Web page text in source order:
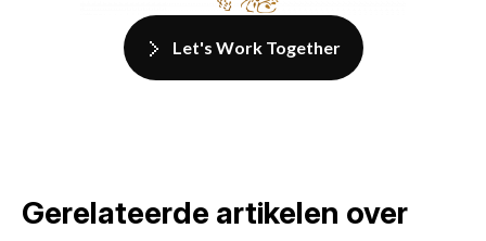
Let's Work Together
Gerelateerde artikelen over